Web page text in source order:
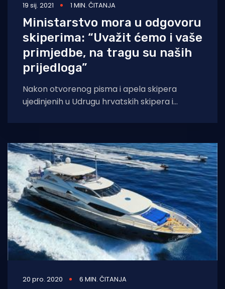
19 sij. 2021 1 MIN. ČITANJA
Ministarstvo mora u odgovoru
skiperima: “Uvažit ćemo i vaše
primjedbe, na tragu su naših
prijedloga”
Nakon otvorenog pisma i apela skipera
ujedinjenih u Udrugu hrvatskih skipera i
Butkoviću u kojem
20 pro. 2020 6 MIN. ČITANJA